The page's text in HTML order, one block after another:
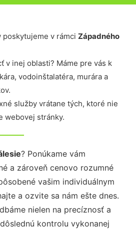
poskytujeme v rámci Západného
v inej oblasti? Máme pre vás k
vodoinštalatéra, murára a
služby vrátane tých, ktoré nie
webovej stránky.
? Ponúkame vám
a zároveň cenovo rozumné
vašim individuálnym
a ozvite sa nám ešte dnes.
nielen na precíznosť a
kontrolu vykonanej